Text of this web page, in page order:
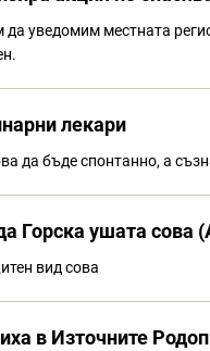
уведомим местната
лекари
да бъде спонтанно, а
Горска ушата сова
вид сова
в Източните